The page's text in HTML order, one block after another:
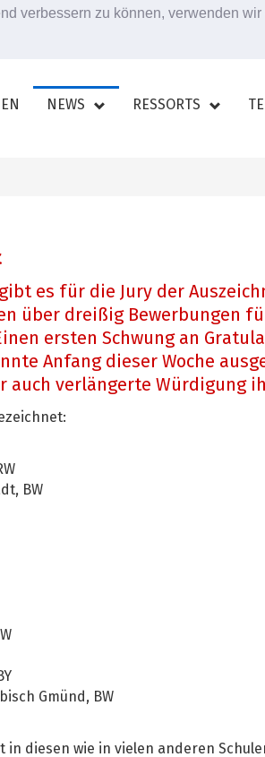
verbessern zu können, verwenden
NEWS RESSORTS
es für die Jury der
über dreißig Bewerbungen
ersten Schwung an
Anfang dieser Woche
verlängerte Würdigung
BW
Gmünd, BW
in diesen wie in vielen anderen